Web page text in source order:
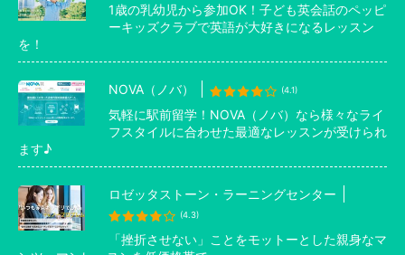
1歳の乳幼児から参加OK！子ども英会話のペッピ
ーキッズクラブで英語が大好きになるレッスン
を！
NOVA（ノバ） (4.1)
気軽に駅前留学！NOVA（ノバ）なら様々なライ
フスタイルに合わせた最適なレッスンが受けられ
ます♪
ロゼッタストーン・ラーニングセンター
(4.3)
「挫折させない」ことをモットーとした親身なマ